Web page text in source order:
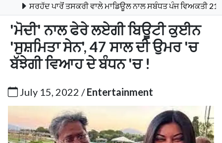
ਪਾਰੋਂ ਤਸਕਰੀ ਵਾਲੇ ਮਾਡਿਊਲ ਨਾਲ ਸਬੰਧਤ ਪੰਜ ਵਿਅਕਤੀ 21 ਕਿਲੋ
'ਮੋਦੀ' ਨਾਲ ਫੇਰੇ ਲਏਗੀ ਬਿਊਟੀ ਕੁਈਨ
'ਸੁਸ਼ਮਿਤਾ ਸੇਨ', 47 ਸਾਲ ਦੀ ਉਮਰ 'ਚ
ਬੱਝੇਗੀ ਵਿਆਹ ਦੇ ਬੰਧਨ 'ਚ !
July 15, 2022 /Entertainment